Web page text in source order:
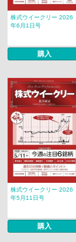
株式ウイークリー 2026
年6月1日号
購入
株式ウイークリー 2026
年5月11日号
購入